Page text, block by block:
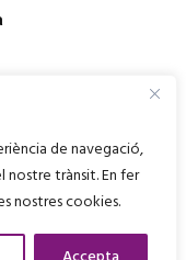
de navegació,
trànsit. En fer
nostres cookies.